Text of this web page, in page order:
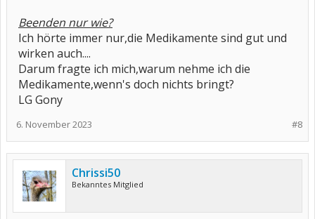
Beenden nur wie?
Ich hörte immer nur,die Medikamente sind gut und
wirken auch....
Darum fragte ich mich,warum nehme ich die
Medikamente,wenn's doch nichts bringt?
LG Gony
#8
6. November 2023
Chrissi50
Bekanntes Mitglied